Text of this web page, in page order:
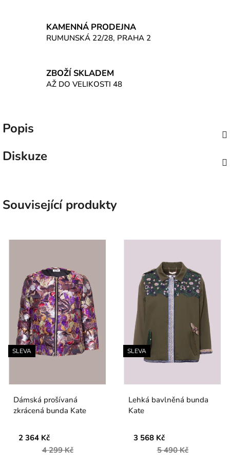
KAMENNÁ PRODEJNA
RUMUNSKÁ 22/28, PRAHA 2
ZBOŽÍ SKLADEM
AŽ DO VELIKOSTI 48
Popis
Diskuze
Související produkty
SLEVA
Dámská prošívaná
zkrácená bunda Kate
2 364 Kč
4 299 Kč
SLEVA
Lehká bavlněná bunda
Kate
3 568 Kč
5 490 Kč